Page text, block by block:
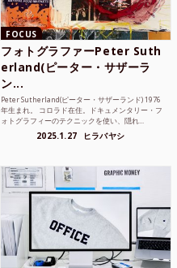
FOCUS
フォトグラファーPeter Suth
erland(ピーター・サザーラ
ン...
Peter Sutherland(ピーター・サザーランド) 1976
年生まれ。 コロラド在住。ドキュメンタリー・フ
ォトグラフィーのテクニックを使い、隠れ...
2025.1.27 ヒラバヤシ